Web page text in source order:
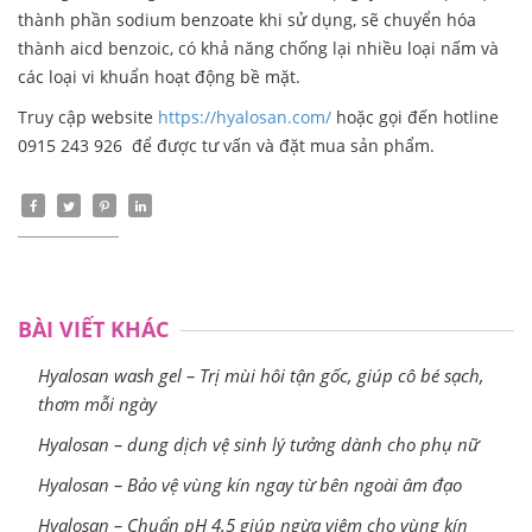
thành phần sodium benzoate khi sử dụng, sẽ chuyển hóa
thành aicd benzoic, có khả năng chống lại nhiều loại nấm và
các loại vi khuẩn hoạt động bề mặt.
Truy cập website https://hyalosan.com/ hoặc gọi đến hotline
0915 243 926 để được tư vấn và đặt mua sản phẩm.
BÀI VIẾT KHÁC
Hyalosan wash gel – Trị mùi hôi tận gốc, giúp cô bé sạch,
thơm mỗi ngày
Hyalosan – dung dịch vệ sinh lý tưởng dành cho phụ nữ
Hyalosan – Bảo vệ vùng kín ngay từ bên ngoài âm đạo
Hyalosan – Chuẩn pH 4.5 giúp ngừa viêm cho vùng kín